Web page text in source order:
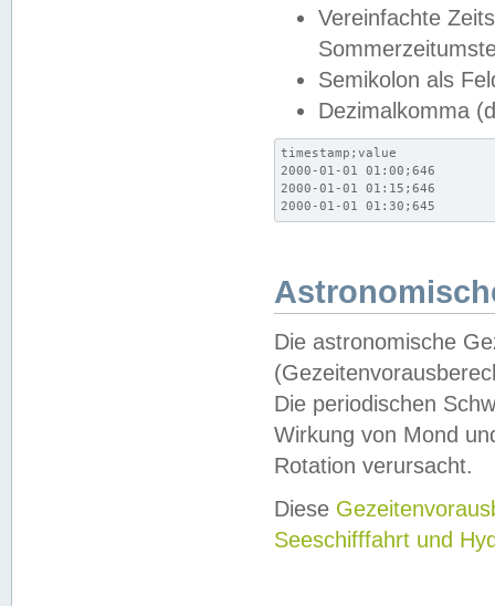
Vereinfachte
Semikolon als
Dezimalkomma
timestamp;value
2000-01-01 01:00;646
2000-01-01 01:15;646
2000-01-01 01:30;645
Die astronomische
Die periodischen
Wirkung von Mond
Rotation verursacht.
Diese
Seeschifffahrt und